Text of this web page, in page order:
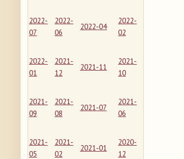
2022-
07
2022-
06
2022-04
2022-
02
2022-
01
2021-
12
2021-11
2021-
10
2021-
09
2021-
08
2021-07
2021-
06
2021-
05
2021-
02
2021-01
2020-
12